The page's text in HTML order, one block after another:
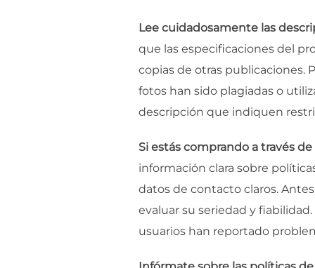
Lee cuidadosamente las
que las especificaciones del
copias de otras publicaciones.
fotos han sido plagiadas o
descripción que indiquen
Si estás comprando a través
información clara sobre
datos de contacto claros.
evaluar su seriedad y
usuarios han reportado